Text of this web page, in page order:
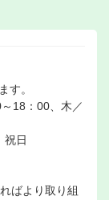
す。
18：00、木／
祝日
ばより取り組